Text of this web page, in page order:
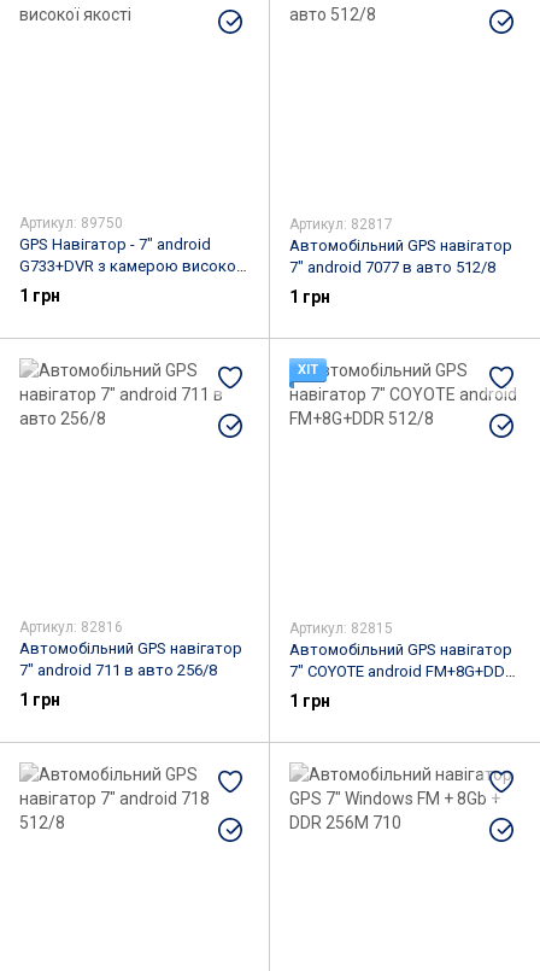
Артикул: 89750
GPS Навігатор - 7" android
G733+DVR з камерою високої
якості
1 грн
Артикул: 82817
Автомобільний GPS навігатор
7" android 7077 в авто 512/8
1 грн
Артикул: 82816
Автомобільний GPS навігатор
7" android 711 в авто 256/8
1 грн
ХІТ
Артикул: 82815
Автомобільний GPS навігатор
7" COYOTE android FM+8G+DDR
512/8
1 грн